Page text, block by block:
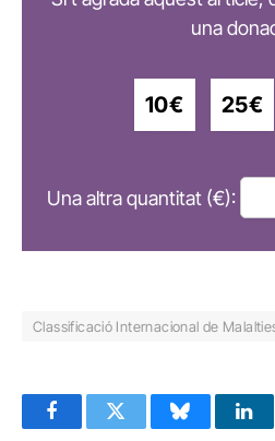
una
10€ 25€
Una altra quantitat (€):
Classificació Internacional de
FacebookTwitter Bluesky